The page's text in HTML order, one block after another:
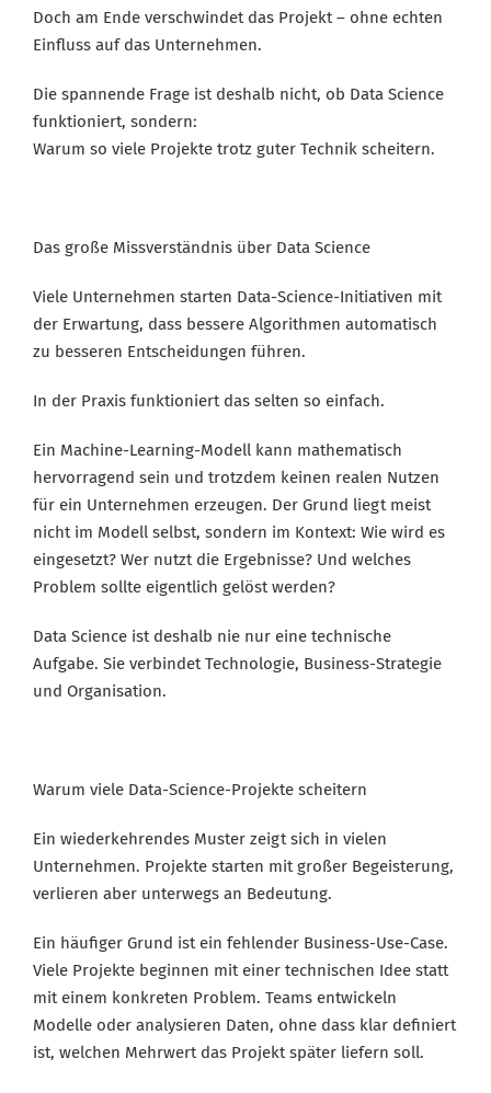
Doch am Ende verschwindet das Projekt – ohne echten
Einfluss auf das Unternehmen.
Die spannende Frage ist deshalb nicht, ob Data Science
funktioniert, sondern:
Warum so viele Projekte trotz guter Technik scheitern.
Das große Missverständnis über Data Science
Viele Unternehmen starten Data-Science-Initiativen mit
der Erwartung, dass bessere Algorithmen automatisch
zu besseren Entscheidungen führen.
In der Praxis funktioniert das selten so einfach.
Ein Machine-Learning-Modell kann mathematisch
hervorragend sein und trotzdem keinen realen Nutzen
für ein Unternehmen erzeugen. Der Grund liegt meist
nicht im Modell selbst, sondern im Kontext: Wie wird es
eingesetzt? Wer nutzt die Ergebnisse? Und welches
Problem sollte eigentlich gelöst werden?
Data Science ist deshalb nie nur eine technische
Aufgabe. Sie verbindet Technologie, Business-Strategie
und Organisation.
Warum viele Data-Science-Projekte scheitern
Ein wiederkehrendes Muster zeigt sich in vielen
Unternehmen. Projekte starten mit großer Begeisterung,
verlieren aber unterwegs an Bedeutung.
Ein häufiger Grund ist ein fehlender Business-Use-Case.
Viele Projekte beginnen mit einer technischen Idee statt
mit einem konkreten Problem. Teams entwickeln
Modelle oder analysieren Daten, ohne dass klar definiert
ist, welchen Mehrwert das Projekt später liefern soll.